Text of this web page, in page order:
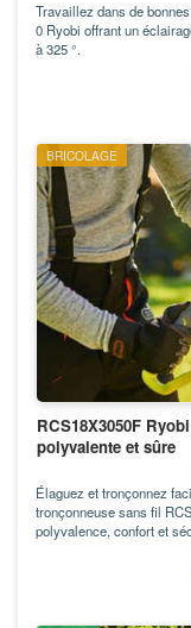
Travaillez dans de
0 Ryobi offrant un
à 325 °.
BRICOLAGE
RCS18X3050F
polyvalente et sûre
Élaguez et tronçonnez
tronçonneuse sans fil
polyvalence, confort et